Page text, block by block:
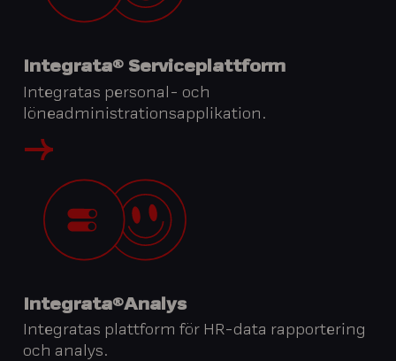
Integrata® Serviceplattform
Integratas personal- och
löneadministrationsapplikation.
Integrata®Analys
Integratas plattform för HR-data rapportering
och analys.